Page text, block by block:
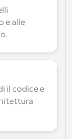
e alle
il codice e